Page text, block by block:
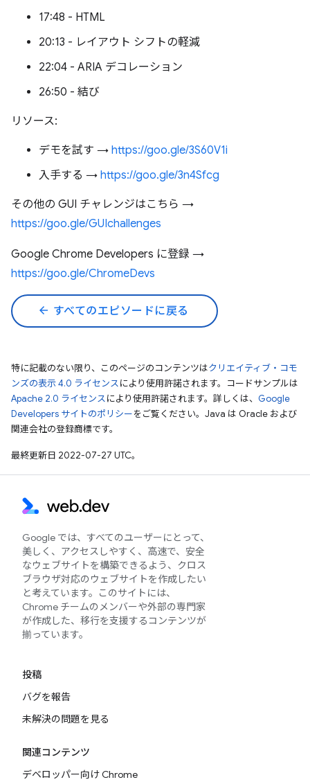
17:48 - HTML
20:13 - レイアウト シフトの軽減
22:04 - ARIA デコレーション
26:50 - 結び
リソース:
デモを試す → https://goo.gle/3S60V1i
入手する → https://goo.gle/3n4Sfcg
その他の GUI チャレンジはこちら →
https://goo.gle/GUIchallenges
Google Chrome Developers に登録 →
https://goo.gle/ChromeDevs
arrow_back すべてのエピソードに戻る
特に記載のない限り、このページのコンテンツはクリエイティブ・コモ
ンズの表示 4.0 ライセンスにより使用許諾されます。コードサンプルは
Apache 2.0 ライセンスにより使用許諾されます。詳しくは、 Google
Developers サイトのポリシーをご覧ください。Java は Oracle および
関連会社の登録商標です。
最終更新日 2022-07-27 UTC。
Google では、すべてのユーザーにとって、
美しく、アクセスしやすく、高速で、安全
なウェブサイトを構築できるよう、クロス
ブラウザ対応のウェブサイトを作成したい
と考えています。このサイトには、
Chrome チームのメンバーや外部の専門家
が作成した、移行を支援するコンテンツが
揃っています。
投稿
バグを報告
未解決の問題を見る
関連コンテンツ
デベロッパー向け Chrome